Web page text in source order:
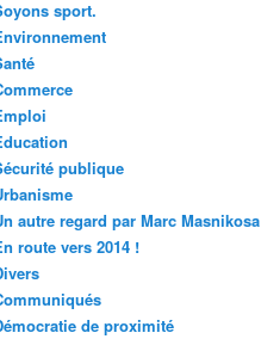
sport.
publique
autre regard par Marc Masnikosa
route vers 2014 !
de proximité